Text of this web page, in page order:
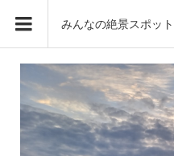
みんなの絶景スポット